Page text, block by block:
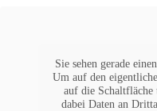
Sie sehen gerade
Um auf den
auf die Schaltfläche
dabei Daten an